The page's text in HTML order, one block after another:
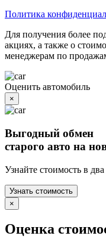
Политика
Для получения более
акциях, а также о
менеджерам по
Оценить автомобиль
×
Выгодный обмен
старого авто на
Узнайте стоимость в
Узнать стоимость
×
Оценка